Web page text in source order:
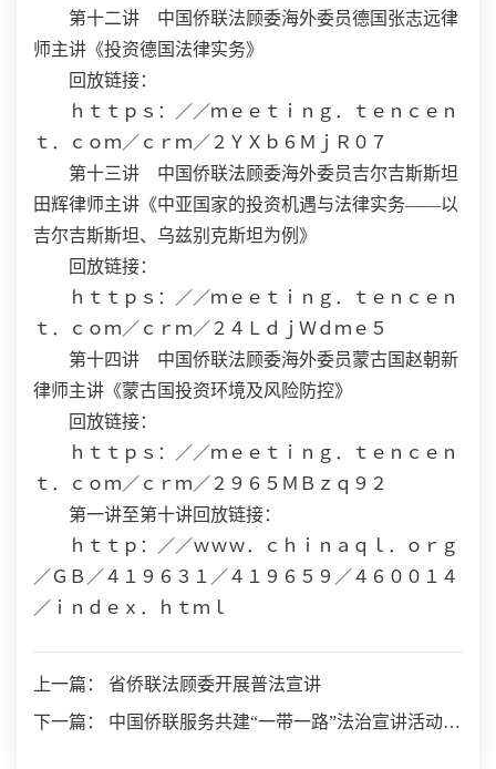
第十二讲 中国侨联法顾委海外委员德国张志远律
师主讲《投资德国法律实务》
回放链接：
ｈｔｔｐｓ：／／ｍｅｅｔｉｎｇ．ｔｅｎｃｅｎ
ｔ．ｃｏｍ／ｃｒｍ／２ＹＸｂ６ＭｊＲ０７
第十三讲 中国侨联法顾委海外委员吉尔吉斯斯坦
田辉律师主讲《中亚国家的投资机遇与法律实务——以
吉尔吉斯斯坦、乌兹别克斯坦为例》
回放链接：
ｈｔｔｐｓ：／／ｍｅｅｔｉｎｇ．ｔｅｎｃｅｎ
ｔ．ｃｏｍ／ｃｒｍ／２４ＬｄｊＷｄｍｅ５
第十四讲 中国侨联法顾委海外委员蒙古国赵朝新
律师主讲《蒙古国投资环境及风险防控》
回放链接：
ｈｔｔｐｓ：／／ｍｅｅｔｉｎｇ．ｔｅｎｃｅｎ
ｔ．ｃｏｍ／ｃｒｍ／２９６５ＭＢｚｑ９２
第一讲至第十讲回放链接：
ｈｔｔｐ：／／ｗｗｗ．ｃｈｉｎａｑｌ．ｏｒｇ
／ＧＢ／４１９６３１／４１９６５９／４６００１４
／ｉｎｄｅｘ．ｈｔｍｌ
上一篇： 省侨联法顾委开展普法宣讲
下一篇： 中国侨联服务共建“一带一路”法治宣讲活动